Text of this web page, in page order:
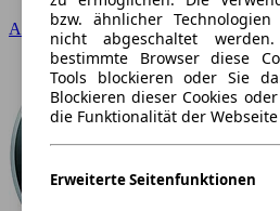
Audi
bzw. ähnlicher
nicht abgeschaltet
bestimmte Browser diese
Tools blockieren oder Sie
Blockieren dieser Cookies
die Funktionalität der
Erweiterte Seitenfunktionen